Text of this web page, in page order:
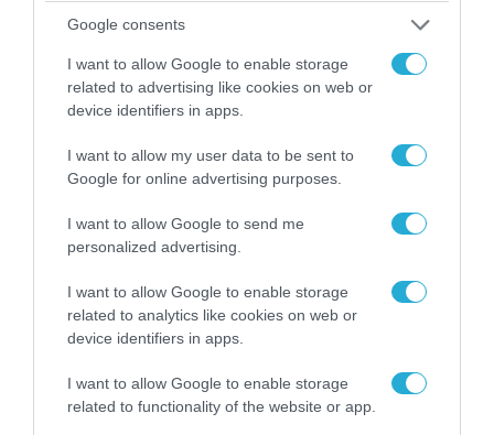
Google consents
I want to allow Google to enable storage
related to advertising like cookies on web or
device identifiers in apps.
I want to allow my user data to be sent to
Google for online advertising purposes.
I want to allow Google to send me
personalized advertising.
I want to allow Google to enable storage
related to analytics like cookies on web or
device identifiers in apps.
I want to allow Google to enable storage
related to functionality of the website or app.
«Επιχείρηση ελεύθερα πεζοδρόμια» στην
Αθήνα: Απομακρύνθηκαν παράνομα
αντικείμενα από κοινόχρηστους χώρους